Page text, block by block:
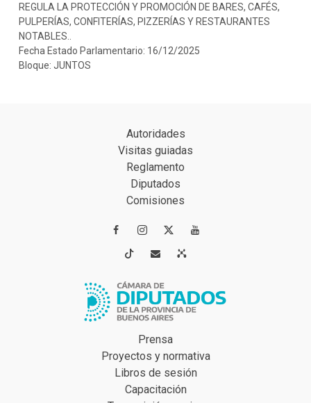
REGULA LA PROTECCIÓN Y PROMOCIÓN DE BARES, CAFÉS,
PULPERÍAS, CONFITERÍAS, PIZZERÍAS Y RESTAURANTES
NOTABLES..
Fecha Estado Parlamentario: 16/12/2025
Bloque: JUNTOS
Autoridades
Visitas guiadas
Reglamento
Diputados
Comisiones
 
 
Prensa
Proyectos y normativa
Libros de sesión
Capacitación